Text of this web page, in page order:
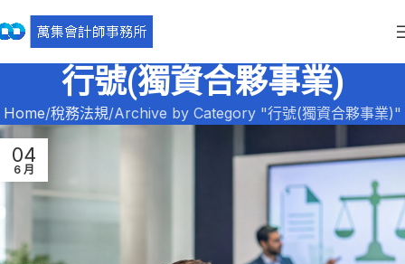
行號(獨資合夥事業)
Home 稅務法規 Archive by Category "行號(獨資合夥事業)"
04
6 月